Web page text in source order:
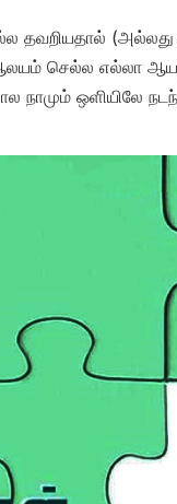
தவறியதால்
செல்ல எல்லா
நாமும் ஒளியிலே